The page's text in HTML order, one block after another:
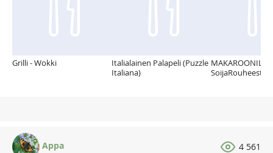
Grilli - Wokki
Italialainen Palapeli (Puzzle
Italiana)
SoijaRouheesta
Appa 4 561